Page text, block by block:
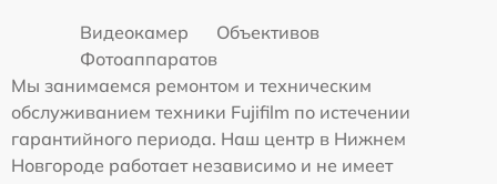
Видеокамер
Объективов
Фотоаппаратов
Мы занимаемся ремонтом и техническим
обслуживанием техники Fujifilm по истечении
гарантийного периода. Наш центр в Нижнем
Новгороде работает независимо и не имеет